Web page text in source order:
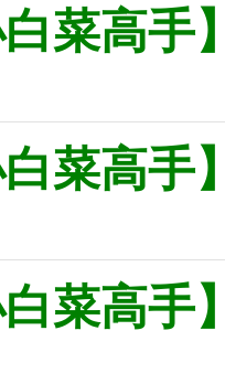
菜高手
菜高手
菜高手